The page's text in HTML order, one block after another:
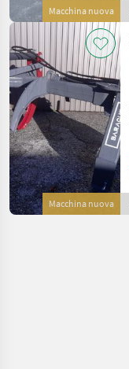
Macchina nuova
Macchina nuova